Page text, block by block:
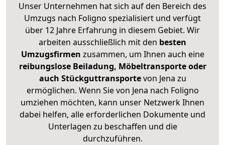
Unser Unternehmen hat sich auf den Bereich des
Umzugs nach Foligno spezialisiert und verfügt
über 12 Jahre Erfahrung in diesem Gebiet. Wir
arbeiten ausschließlich mit den besten
Umzugsfirmen zusammen, um Ihnen auch eine
reibungslose Beiladung, Möbeltransporte oder
auch Stückguttransportevon Jena zu
ermöglichen. Wenn Sie von Jena nach Foligno
umziehen möchten, kann unser Netzwerk Ihnen
dabei helfen, alle erforderlichen Dokumente und
Unterlagen zu beschaffen und die
durchzuführen.